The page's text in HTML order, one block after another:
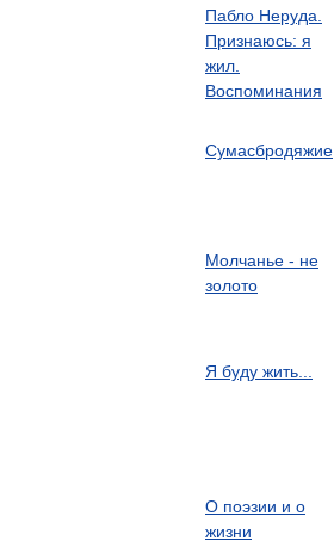
Пабло Неруда.
Признаюсь: я
жил.
Воспоминания
Сумасбродяжие
Молчанье - не
золото
Я буду жить...
О поэзии и о
жизни